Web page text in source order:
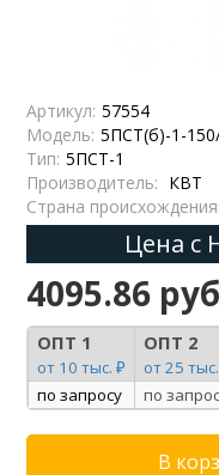
Артикул: 57554
Модель: 5ПСТ(б)-1-
Тип: 5ПСТ-1
Производитель: КВТ
Страна происхождения:
Цена с
4095.86
ОПТ 1
от 10 тыс. ₽
ОПТ 2
от 25
по запросу
по